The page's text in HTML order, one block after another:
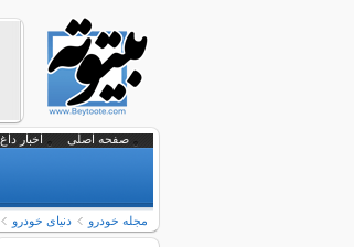
صفحه اصلی اخبار داغ
مجله خودرو دنیای خودرو